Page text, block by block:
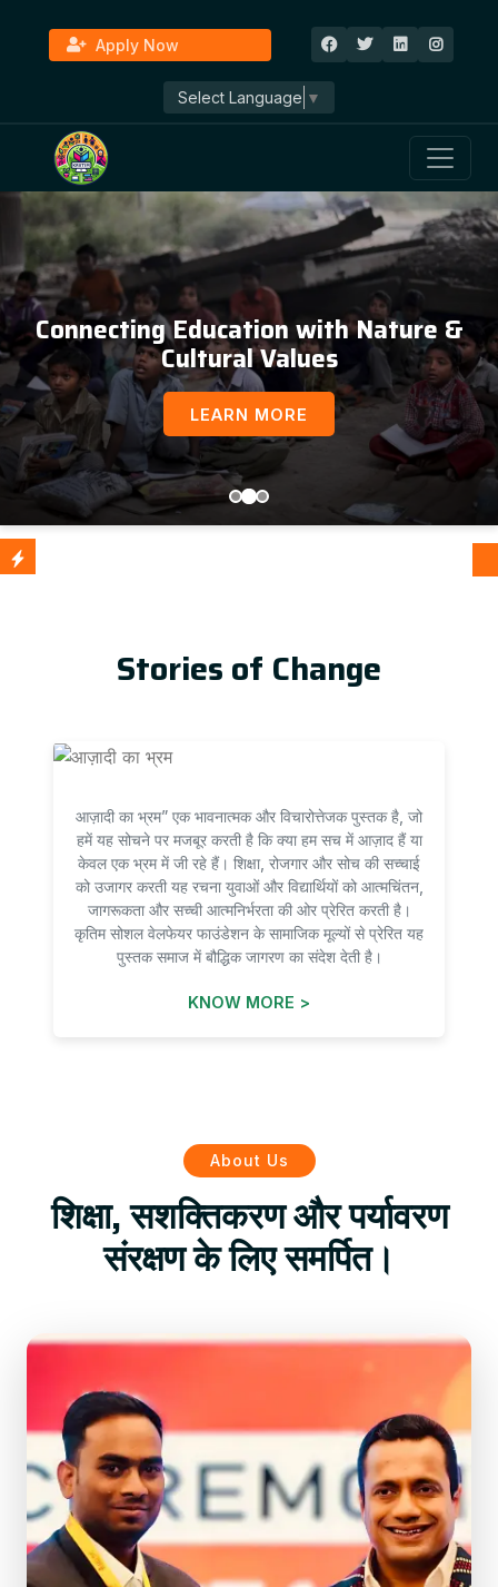
Apply Now
Select Language ▼
Education, Awareness & Social
Development
LEARN MORE
Stories of Change
आज़ादी का भ्रम” एक भावनात्मक और विचारोत्तेजक पुस्तक है, जो
हमें यह सोचने पर मजबूर करती है कि क्या हम सच में आज़ाद हैं या
केवल एक भ्रम में जी रहे हैं। शिक्षा, रोजगार और सोच की सच्चाई
को उजागर करती यह रचना युवाओं और विद्यार्थियों को आत्मचिंतन,
जागरूकता और सच्ची आत्मनिर्भरता की ओर प्रेरित करती है।
कृतिम सोशल वेलफेयर फाउंडेशन के सामाजिक मूल्यों से प्रेरित यह
पुस्तक समाज में बौद्धिक जागरण का संदेश देती है।
KNOW MORE >
About Us
शिक्षा, सशक्तिकरण और पर्यावरण
संरक्षण के लिए समर्पित।